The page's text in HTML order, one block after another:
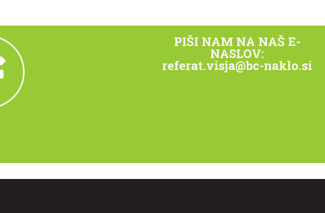
PIŠI NAM NA NAŠ E-
NASLOV:
referat.visja@bc-naklo.si